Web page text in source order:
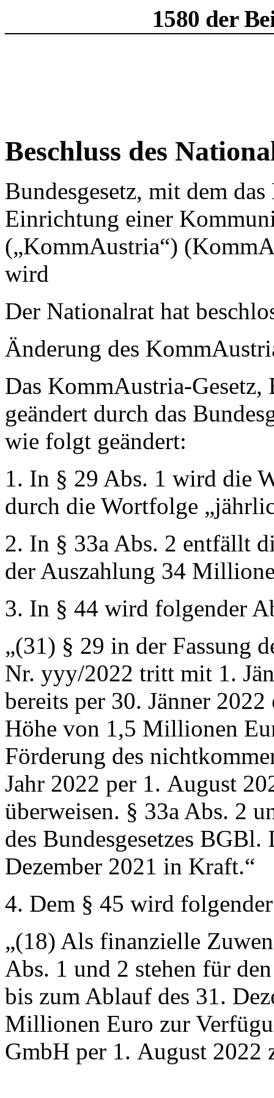
1580 der
Beschluss des
Bundesgesetz, mit dem
Einrichtung einer
(„KommAustria“)
wird
Der Nationalrat hat
Änderung des
Das KommAustria-
geändert durch das
wie folgt geändert:
1. In § 29 Abs. 1 wird die
durch die Wortfolge
2. In § 33a Abs. 2 entfällt
der Auszahlung 34
3. In § 44 wird folgender
„(31) § 29 in der Fassung
Nr. yyy/2022 tritt mit 1.
bereits per 30. Jänner
Höhe von 1,5 Millionen
Förderung des
Jahr 2022 per 1. August
überweisen. § 33a Abs. 2
des Bundesgesetzes
Dezember 2021 in Kraft.“
4. Dem § 45 wird
„(18) Als finanzielle
Abs. 1 und 2 stehen für
bis zum Ablauf des 31.
Millionen Euro zur
GmbH per 1. August 2022